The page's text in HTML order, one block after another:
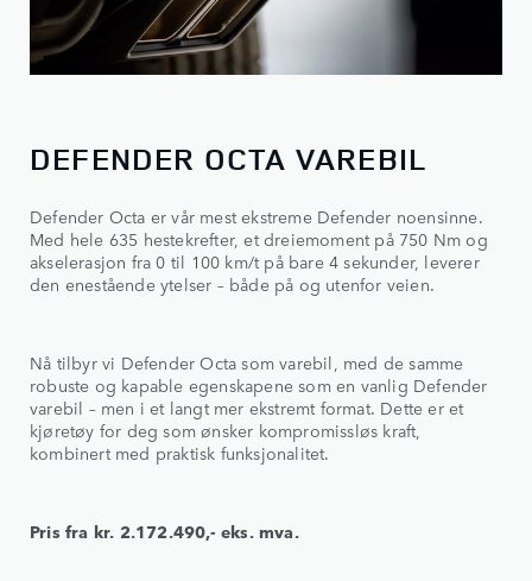
DEFENDER OCTA VAREBIL
Defender Octa er vår mest ekstreme Defender noensinne.
Med hele 635 hestekrefter, et dreiemoment på 750 Nm og
akselerasjon fra 0 til 100 km/t på bare 4 sekunder, leverer
den enestående ytelser – både på og utenfor veien.
Nå tilbyr vi Defender Octa som varebil, med de samme
robuste og kapable egenskapene som en vanlig Defender
varebil – men i et langt mer ekstremt format. Dette er et
kjøretøy for deg som ønsker kompromissløs kraft,
kombinert med praktisk funksjonalitet.
Pris fra kr. 2.172.490,- eks. mva.